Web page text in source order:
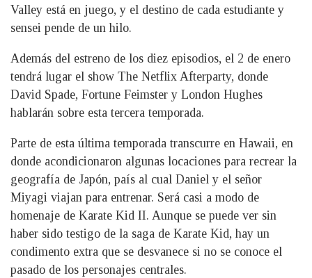
Valley está en juego, y el destino de cada estudiante y
sensei pende de un hilo.
Además del estreno de los diez episodios, el 2 de enero
tendrá lugar el show The Netflix Afterparty, donde
David Spade, Fortune Feimster y London Hughes
hablarán sobre esta tercera temporada.
Parte de esta última temporada transcurre en Hawaii, en
donde acondicionaron algunas locaciones para recrear la
geografía de Japón, país al cual Daniel y el señor
Miyagi viajan para entrenar. Será casi a modo de
homenaje de Karate Kid II. Aunque se puede ver sin
haber sido testigo de la saga de Karate Kid, hay un
condimento extra que se desvanece si no se conoce el
pasado de los personajes centrales.